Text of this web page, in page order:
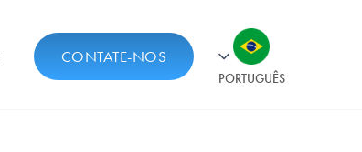
CONTATE-NOS
PORTUGUÊS